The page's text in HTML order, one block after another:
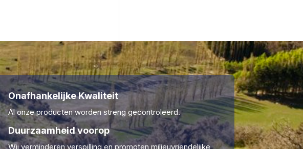
Onafhankelijke Kwaliteit
Al onze producten worden streng gecontroleerd.
Duurzaamheid voorop
Wij verminderen verspilling en promoten milieuvriendelijke